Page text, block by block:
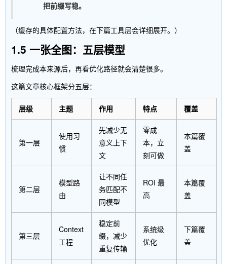
把前缀写稳。
（缓存的具体配置方法，在下篇工具层会详细展开。）
1.5 一张全图：五层模型
梳理完成本来源后，再看优化路径就会清楚很多。
这篇文章核心框架分五层：
层级 主题 作用 特点 覆盖
第一层
使用习
惯
先减少无
意义上下
文
零成
本，立
刻可做
本篇覆
盖
第二层
模型路
由
让不同任
务匹配不
同模型
ROI 最
高
本篇覆
盖
第三层
Context
工程
稳定前
缀，减少
重复传输
系统级
优化
下篇覆
盖